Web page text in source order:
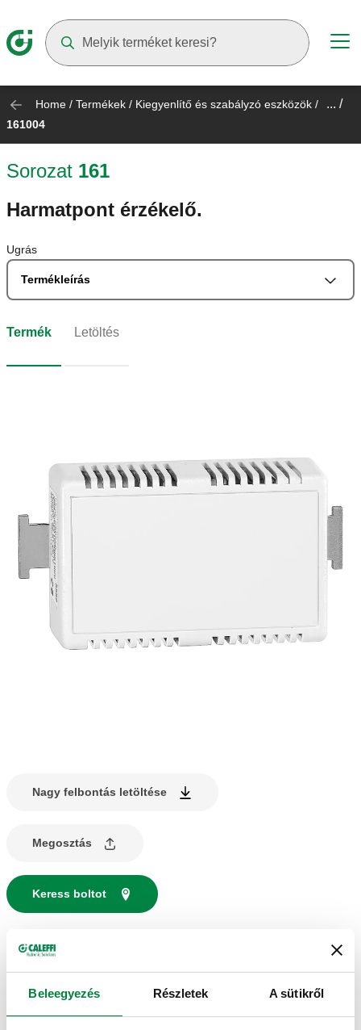
Beleegyezés Részletek A sütikről
Home / Termékek / Kiegyenlítő és szabályzó eszközök / ... /
161004
Sorozat 161
Harmatpont érzékelő.
Ugrás
Termékleírás
Termék Letöltés
Nagy felbontás letöltése
Megosztás
Keress boltot
TERMÉKLEÍRÁS
Harmatpont érzékelő.